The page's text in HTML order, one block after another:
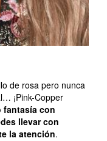
de rosa pero nunca
¡Pink-Copper
fantasía con
llevar con
la atención.